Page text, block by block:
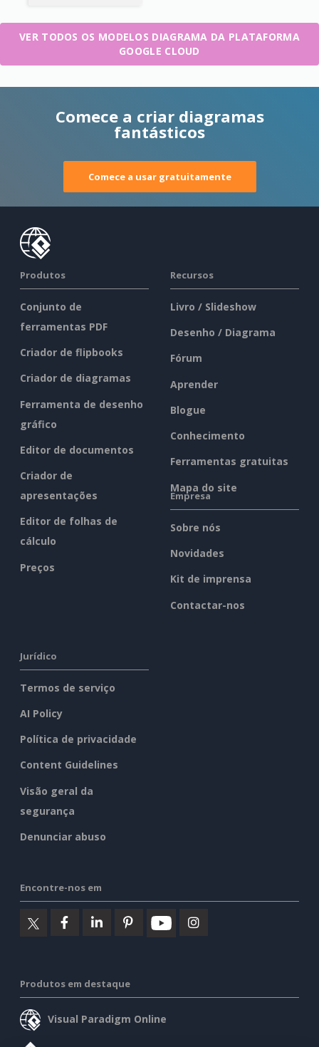
VER TODOS OS MODELOS DIAGRAMA DA PLATAFORMA
GOOGLE CLOUD
Comece a criar diagramas
fantásticos
Comece a usar gratuitamente
Produtos
Conjunto de
ferramentas PDF
Criador de flipbooks
Criador de diagramas
Ferramenta de desenho
gráfico
Editor de documentos
Criador de
apresentações
Editor de folhas de
cálculo
Preços
Recursos
Livro / Slideshow
Desenho / Diagrama
Fórum
Aprender
Blogue
Conhecimento
Ferramentas gratuitas
Mapa do site
Empresa
Sobre nós
Novidades
Kit de imprensa
Contactar-nos
Jurídico
Termos de serviço
AI Policy
Política de privacidade
Content Guidelines
Visão geral da
segurança
Denunciar abuso
Encontre-nos em
Produtos em destaque
Visual Paradigm Online